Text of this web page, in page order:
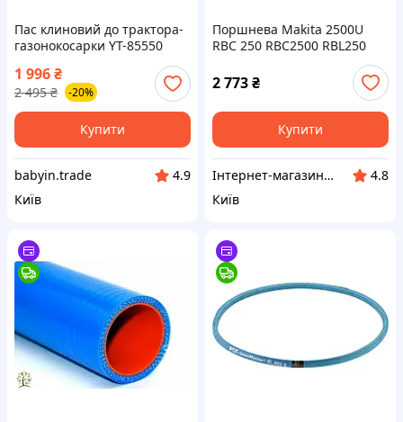
Пас клиновий до трактора-
газонокосарки YT-85550
YATO контур l= 1029 мм [25]
Vce-e То Что Нужно
1 996₴
2 495 ₴ -20%
Купити
babyin.trade
4.9
Київ
Поршнева Makita 2500U
RBC 250 RBC2500 RBL250
RST250 циліндр з поршнем
Dolmar 24U мотор на
бензотример 2500
DA00000079 DA00000074
2 773₴
Купити
Інтернет-магазин "Сам Собі Сервіс"
4.8
Київ